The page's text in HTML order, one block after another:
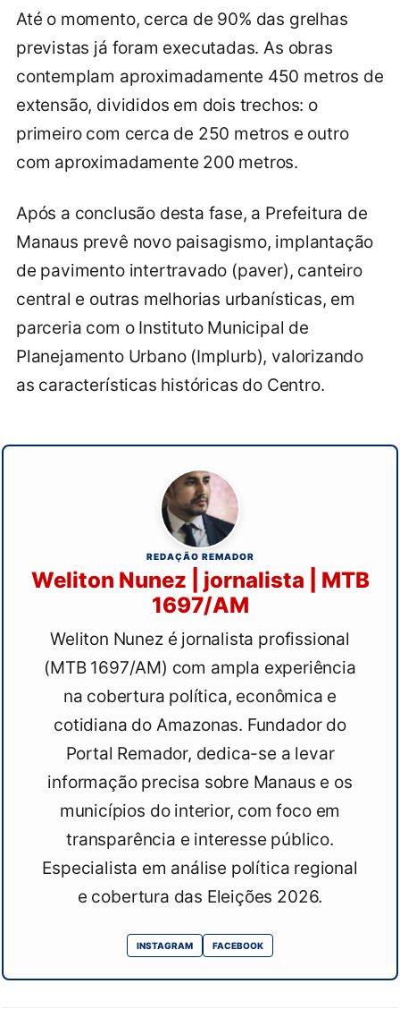
Até o momento, cerca de 90% das grelhas
previstas já foram executadas. As obras
contemplam aproximadamente 450 metros de
extensão, divididos em dois trechos: o
primeiro com cerca de 250 metros e outro
com aproximadamente 200 metros.
Após a conclusão desta fase, a Prefeitura de
Manaus prevê novo paisagismo, implantação
de pavimento intertravado (paver), canteiro
central e outras melhorias urbanísticas, em
parceria com o Instituto Municipal de
Planejamento Urbano (Implurb), valorizando
as características históricas do Centro.
REDAÇÃO REMADOR
Weliton Nunez | jornalista | MTB
1697/AM
Weliton Nunez é jornalista profissional
(MTB 1697/AM) com ampla experiência
na cobertura política, econômica e
cotidiana do Amazonas. Fundador do
Portal Remador, dedica-se a levar
informação precisa sobre Manaus e os
municípios do interior, com foco em
transparência e interesse público.
Especialista em análise política regional
e cobertura das Eleições 2026.
INSTAGRAM FACEBOOK